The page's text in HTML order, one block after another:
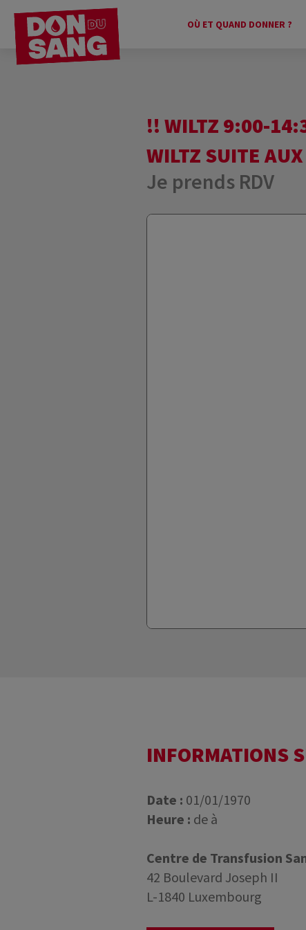
OÙ ET QUAND DONNER ?
!! WILTZ 9:00-
WILTZ SUITE
Je prends RDV
INFORMATIONS
Date : 01/01/1970
Heure : de à
Centre de Transfusion
42 Boulevard Joseph II
L-1840 Luxembourg